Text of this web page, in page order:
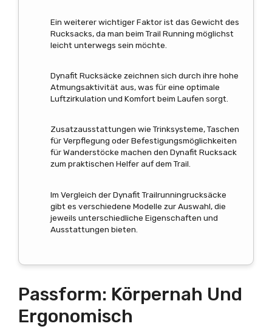
Ein weiterer wichtiger Faktor ist das Gewicht des
Rucksacks, da man beim Trail Running möglichst
leicht unterwegs sein möchte.
Dynafit Rucksäcke zeichnen sich durch ihre hohe
Atmungsaktivität aus, was für eine optimale
Luftzirkulation und Komfort beim Laufen sorgt.
Zusatzausstattungen wie Trinksysteme, Taschen
für Verpflegung oder Befestigungsmöglichkeiten
für Wanderstöcke machen den Dynafit Rucksack
zum praktischen Helfer auf dem Trail.
Im Vergleich der Dynafit Trailrunningrucksäcke
gibt es verschiedene Modelle zur Auswahl, die
jeweils unterschiedliche Eigenschaften und
Ausstattungen bieten.
Passform: Körpernah Und
Ergonomisch